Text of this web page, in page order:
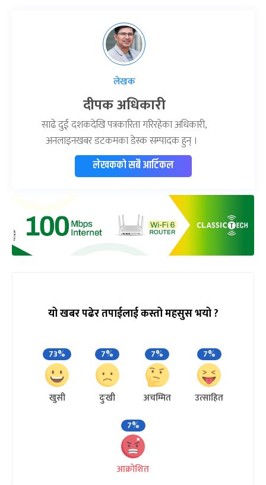
लेखक
दीपक अधिकारी
साढे दुई दशकदेखि पत्रकारिता गरिरहेका अधिकारी,
अनलाइनखबर डटकमका डेस्क सम्पादक हुन् ।
लेखकको सबै आर्टिकल
यो खबर पढेर तपाईलाई कस्तो महसुस भयो ?
73%
खुसी
7%
दुःखी
7%
अचम्मित
7%
उत्साहित
7%
आक्रोशित